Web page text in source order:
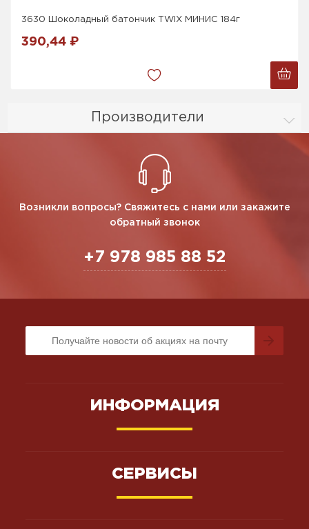
Производители
3630 Шоколадный батончик TWIX МИНИС 184г
390,44 ₽
Возникли вопросы? Свяжитесь с нами или закажите
обратный звонок
+7 978 985 88 52
ИНФОРМАЦИЯ
СЕРВИСЫ